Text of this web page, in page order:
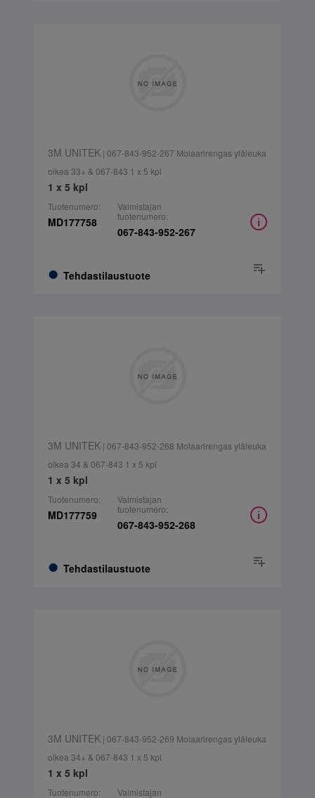
3M UNITEK| 067-843-952-267 Molaarirengas yläleuka
oikea 33+ & 067-843 1 x 5 kpl
1 x 5 kpl
Tuotenumero:
MD177758
Tehdastilaustuote
Valmistajan
tuotenumero:
067-843-952-267
3M UNITEK| 067-843-952-268 Molaarirengas yläleuka
oikea 34 & 067-843 1 x 5 kpl
1 x 5 kpl
Tuotenumero:
MD177759
Tehdastilaustuote
Valmistajan
tuotenumero:
067-843-952-268
3M UNITEK| 067-843-952-269 Molaarirengas yläleuka
oikea 34+ & 067-843 1 x 5 kpl
1 x 5 kpl
Tuotenumero:
Valmistajan